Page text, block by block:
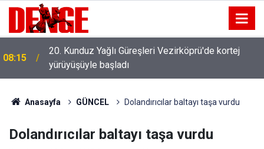
08:15
20. Kunduz Yağlı Güreşleri Vezirköprü'de kortej
yürüyüşüyle başladı
Anasayfa GÜNCEL Dolandırıcılar baltayı taşa vurdu
Dolandırıcılar baltayı taşa vurdu